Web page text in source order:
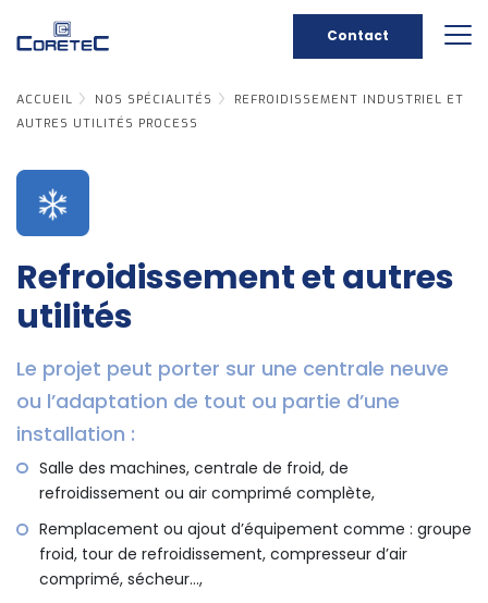
Contact
ACCUEIL NOS SPÉCIALITÉS
REFROIDISSEMENT INDUSTRIEL ET
AUTRES UTILITÉS PROCESS
Refroidissement et autres
utilités
Le projet peut porter sur une centrale neuve
ou l’adaptation de tout ou partie d’une
installation :
Salle des machines, centrale de froid, de
refroidissement ou air comprimé complète,
Remplacement ou ajout d’équipement comme : groupe
froid, tour de refroidissement, compresseur d’air
comprimé, sécheur…,